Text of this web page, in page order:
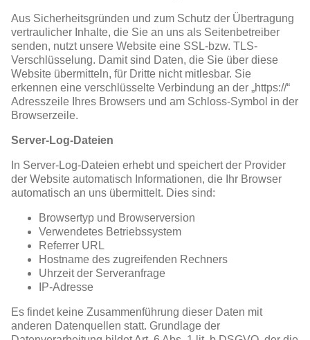
Aus Sicherheitsgründen und zum Schutz der Übertragung
vertraulicher Inhalte, die Sie an uns als Seitenbetreiber
senden, nutzt unsere Website eine SSL-bzw. TLS-
Verschlüsselung. Damit sind Daten, die Sie über diese
Website übermitteln, für Dritte nicht mitlesbar. Sie
erkennen eine verschlüsselte Verbindung an der „https://“
Adresszeile Ihres Browsers und am Schloss-Symbol in der
Browserzeile.
Server-Log-Dateien
In Server-Log-Dateien erhebt und speichert der Provider
der Website automatisch Informationen, die Ihr Browser
automatisch an uns übermittelt. Dies sind:
Browsertyp und Browserversion
Verwendetes Betriebssystem
Referrer URL
Hostname des zugreifenden Rechners
Uhrzeit der Serveranfrage
IP-Adresse
Es findet keine Zusammenführung dieser Daten mit
anderen Datenquellen statt. Grundlage der